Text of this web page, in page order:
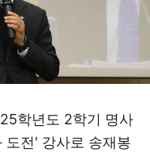
학년도 2학기 명사
도전' 강사로 송재봉